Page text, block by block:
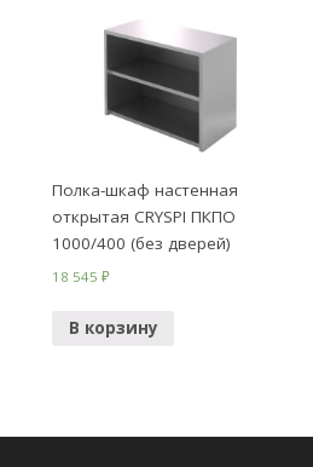
Полка-шкаф настенная
открытая CRYSPI ПКПО
1000/400 (без дверей)
18 545₽
В корзину